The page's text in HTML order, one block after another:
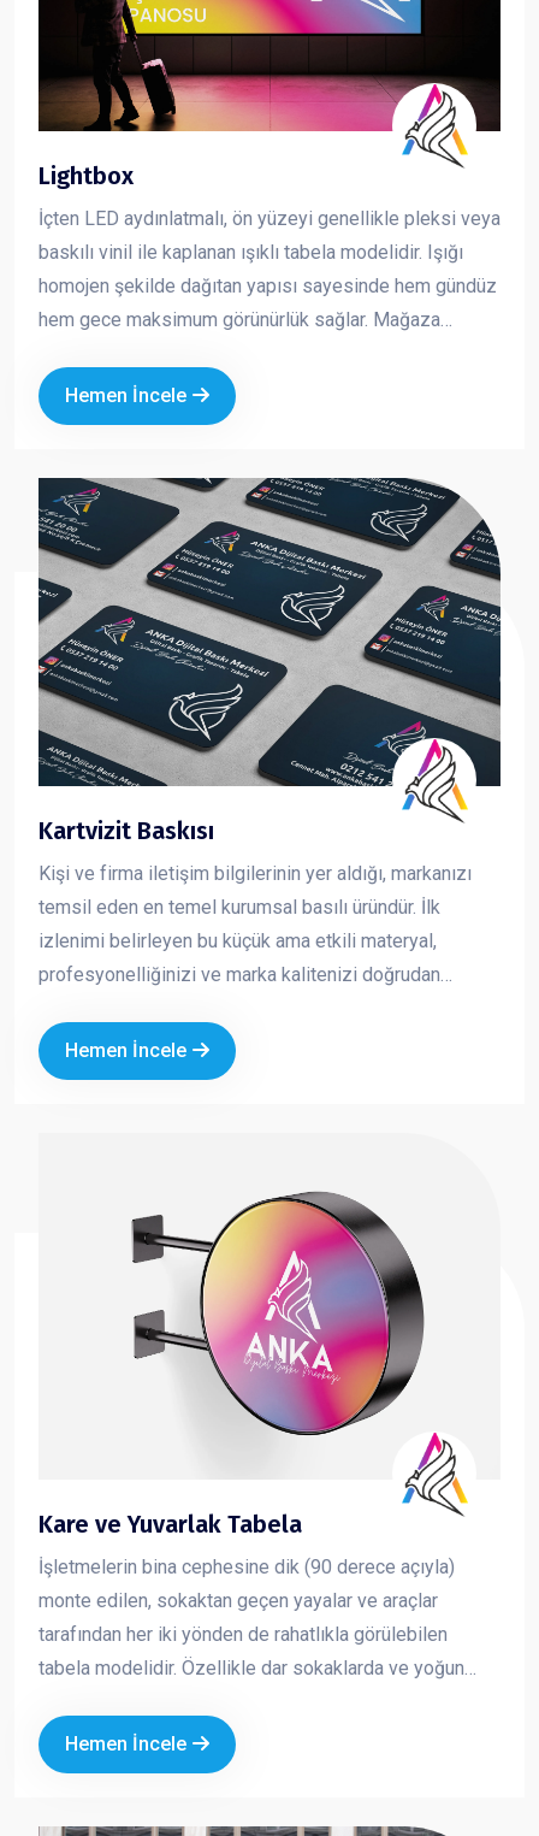
Lightbox
İçten LED aydınlatmalı, ön yüzeyi genellikle pleksi veya
baskılı vinil ile kaplanan ışıklı tabela modelidir. Işığı
homojen şekilde dağıtan yapısı sayesinde hem gündüz
hem gece maksimum görünürlük sağlar. Mağaza
tercih edilen tabela çözümlerinden biridir. Dikkat çekici,
net ve profesyonel bir sunum sağlar.
Hemen İncele
Kartvizit Baskısı
Kişi ve firma iletişim bilgilerinin yer aldığı, markanızı
temsil eden en temel kurumsal basılı üründür. İlk
izlenimi belirleyen bu küçük ama etkili materyal,
profesyonelliğinizi ve marka kalitenizi doğrudan
uygulamaları ile hazırlanan kartvizitler, firmanızın
prestijini artırır ve akılda kalıcılığını güçlendirir.
Hemen İncele
Kare ve Yuvarlak Tabela
İşletmelerin bina cephesine dik (90 derece açıyla)
monte edilen, sokaktan geçen yayalar ve araçlar
tarafından her iki yönden de rahatlıkla görülebilen
tabela modelidir. Özellikle dar sokaklarda ve yoğun
formlarda üretilen yan tabelalar; ışıklı veya ışıksız
seçenekleriyle markanızın dikkat çekmesini ve
Hemen İncele